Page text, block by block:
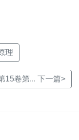
理
15卷第... 下一篇>